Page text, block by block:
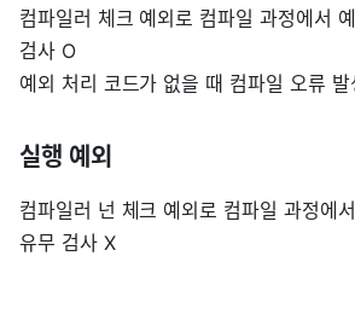
컴파일러 체크 예외로 컴파일 과정에서
검사 O
예외 처리 코드가 없을 때 컴파일 오류 발
실행 예외
컴파일러 넌 체크 예외로 컴파일 과정에
유무 검사 X